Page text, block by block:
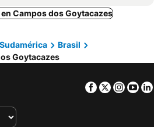
Balneário Camboriú, Santa Catarina Hoteles
Porto de Galinhas, Pernambuco Hoteles
Campos dos Goytacazes
Brasil
Goytacazes
Facebook
Twitter